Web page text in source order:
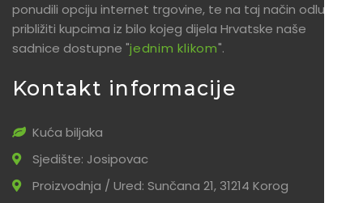
ponudili opciju internet trgovine, te na taj način odlučili
približiti kupcima iz bilo kojeg dijela Hrvatske naše
sadnice dostupne "jednim klikom".
Kontakt informacije
Kuća biljaka
Sjedište: Josipovac
Proizvodnja / Ured: Sunčana 21, 31214 Korog